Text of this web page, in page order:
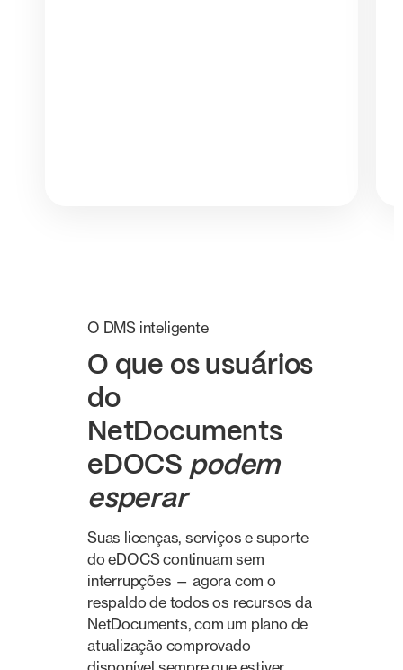
O DMS inteligente
O que os usuários
do
NetDocuments
eDOCS podem
esperar
Suas licenças, serviços e suporte
do eDOCS continuam sem
interrupções — agora com o
respaldo de todos os recursos da
NetDocuments, com um plano de
atualização comprovado